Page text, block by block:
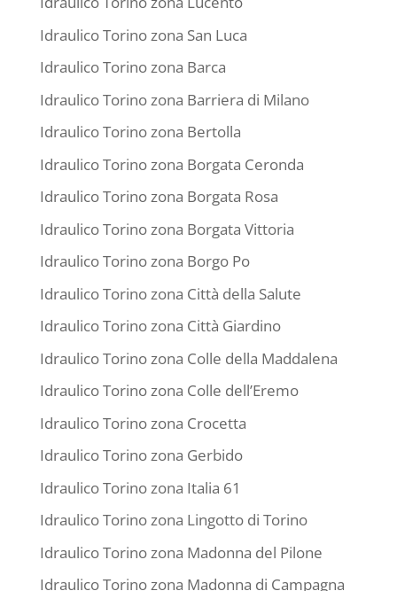
Idraulico Torino zona San Luca
Idraulico Torino zona Barca
Idraulico Torino zona Barriera di Milano
Idraulico Torino zona Bertolla
Idraulico Torino zona Borgata Ceronda
Idraulico Torino zona Borgata Rosa
Idraulico Torino zona Borgata Vittoria
Idraulico Torino zona Borgo Po
Idraulico Torino zona Città della Salute
Idraulico Torino zona Città Giardino
Idraulico Torino zona Colle della Maddalena
Idraulico Torino zona Colle dell’Eremo
Idraulico Torino zona Crocetta
Idraulico Torino zona Gerbido
Idraulico Torino zona Italia 61
Idraulico Torino zona Lingotto di Torino
Idraulico Torino zona Madonna del Pilone
Idraulico Torino zona Madonna di Campagna